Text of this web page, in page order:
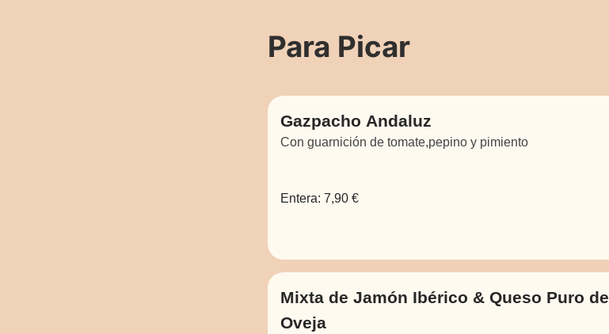
Para Picar
Gazpacho Andaluz
Con guarnición de tomate,pepino y pimiento
Entera: 7,90 €
Mixta de Jamón Ibérico & Queso Puro de
Oveja